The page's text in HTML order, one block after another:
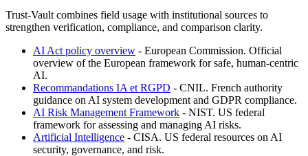
Trust-Vault combines field usage with institutional sources to
strengthen verification, compliance, and comparison clarity.
AI Act policy overview - European Commission. Official
overview of the European framework for safe, human-centric
AI.
Recommandations IA et RGPD - CNIL. French authority
guidance on AI system development and GDPR compliance.
AI Risk Management Framework - NIST. US federal
framework for assessing and managing AI risks.
Artificial Intelligence - CISA. US federal resources on AI
security, governance, and risk.